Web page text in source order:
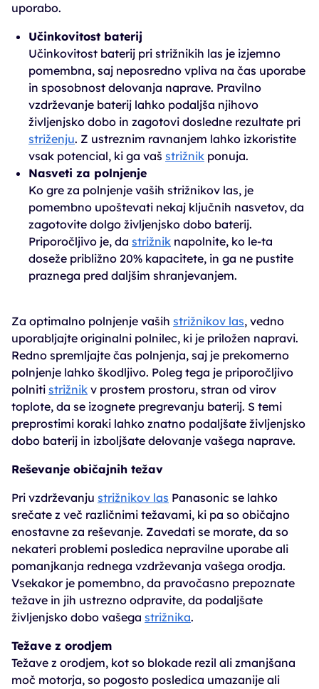
uporabo.
Učinkovitost baterij
Učinkovitost baterij pri strižnikih las je izjemno
pomembna, saj neposredno vpliva na čas uporabe
in sposobnost delovanja naprave. Pravilno
vzdrževanje baterij lahko podaljša njihovo
življenjsko dobo in zagotovi dosledne rezultate pri
striženju. Z ustreznim ravnanjem lahko izkoristite
vsak potencial, ki ga vaš strižnik ponuja.
Nasveti za polnjenje
Ko gre za polnjenje vaših strižnikov las, je
pomembno upoštevati nekaj ključnih nasvetov, da
zagotovite dolgo življenjsko dobo baterij.
Priporočljivo je, da strižnik napolnite, ko le-ta
doseže približno 20% kapacitete, in ga ne pustite
praznega pred daljšim shranjevanjem.
Za optimalno polnjenje vaših strižnikov las, vedno
uporabljajte originalni polnilec, ki je priložen napravi.
Redno spremljajte čas polnjenja, saj je prekomerno
polnjenje lahko škodljivo. Poleg tega je priporočljivo
polniti strižnik v prostem prostoru, stran od virov
toplote, da se izognete pregrevanju baterij. S temi
preprostimi koraki lahko znatno podaljšate življenjsko
dobo baterij in izboljšate delovanje vašega naprave.
Reševanje običajnih težav
Pri vzdrževanju strižnikov las Panasonic se lahko
srečate z več različnimi težavami, ki pa so običajno
enostavne za reševanje. Zavedati se morate, da so
nekateri problemi posledica nepravilne uporabe ali
pomanjkanja rednega vzdrževanja vašega orodja.
Vsekakor je pomembno, da pravočasno prepoznate
težave in jih ustrezno odpravite, da podaljšate
življenjsko dobo vašega strižnika.
Težave z orodjem
Težave z orodjem, kot so blokade rezil ali zmanjšana
moč motorja, so pogosto posledica umazanije ali